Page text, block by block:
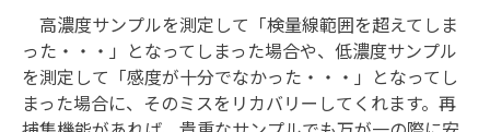
高濃度サンプルを測定して「検量線範囲を超えてしま
った・・・」となってしまった場合や、低濃度サンプル
を測定して「感度が十分でなかった・・・」となってし
まった場合に、そのミスをリカバリーしてくれます。再